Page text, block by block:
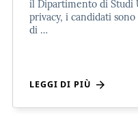
il Dipartimento di Studi
privacy, i candidati
di …
LEGGI DI PIÙ